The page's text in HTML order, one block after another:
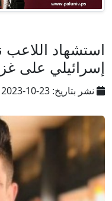
استشهاد
إسرائيلي على
نشر بتاريخ: 23-10-2023 |